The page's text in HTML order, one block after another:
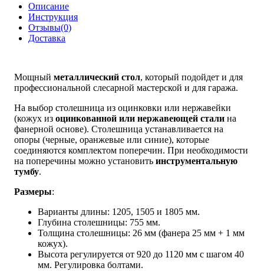
Описание
Инструкция
Отзывы(0)
Доставка
Мощный металлический стол, который подойдет и для
профессиональной слесарной мастерской и для гаража.
На выбор столешница из оцинковки или нержавейки
(кожух из оцинкованной или нержавеющей стали на
фанерной основе). Столешница устанавливается на
опоры (черные, оранжевые или синие), которые
соединяются комплектом поперечин. При необходимости
на поперечины можно установить инструментальную
тумбу.
Размеры:
Варианты длины: 1205, 1505 и 1805 мм.
Глубина столешницы: 755 мм.
Толщина столешницы: 26 мм (фанера 25 мм + 1 мм
кожух).
Высота регулируется от 920 до 1120 мм с шагом 40
мм. Регулировка болтами.